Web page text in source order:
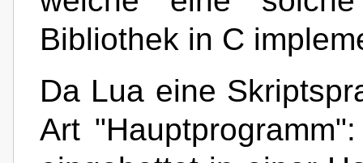
Bibliothek in C
Da Lua eine
Art